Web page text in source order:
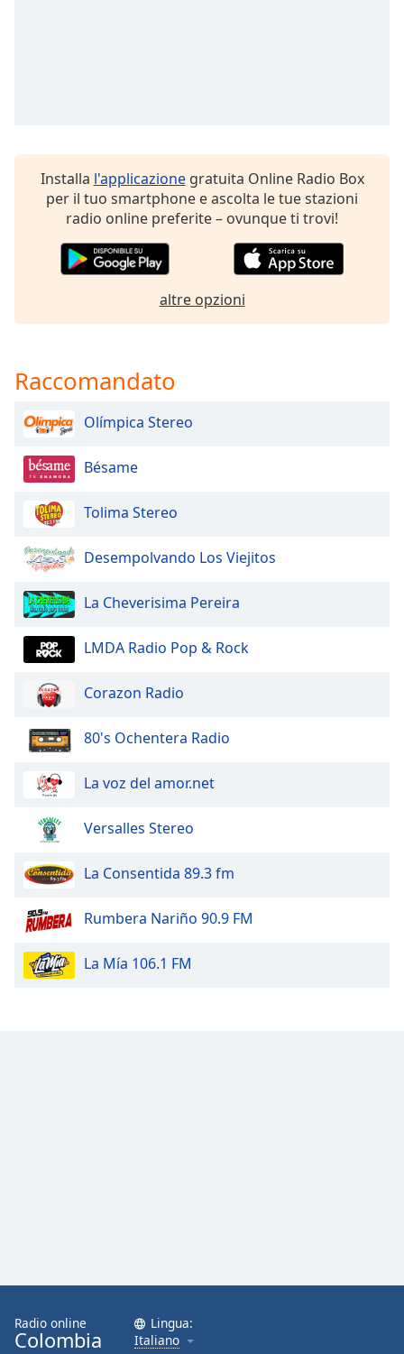
window.
Background
Color
Color
Opacity
Font
Edge
Family
Done
Modal
Dialog
Installa l'applicazionegratuita Online Radio Box
per il tuo smartphone e ascolta le tue stazioni
radio online preferite – ovunque ti trovi!
altre opzioni
Raccomandato
Olímpica Stereo
Bésame
Tolima Stereo
Desempolvando Los Viejitos
La Cheverisima Pereira
LMDA Radio Pop & Rock
Corazon Radio
80's Ochentera Radio
La voz del amor.net
Versalles Stereo
La Consentida 89.3 fm
Rumbera Nariño 90.9 FM
La Mía 106.1 FM
Radio online
Colombia
Lingua:
Italiano